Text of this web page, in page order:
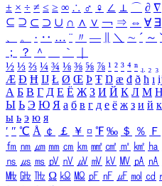
± × ÷ ≠ ≤ ≥ ∞ ∴ ♂ ♀ ∠ ⊥ ⌒ ∂ ∇
⊆ ⊇ ⊂ ⊃ ∪ ∩ ∧ ∨ ￢ ⇒ ⇔ ∀ ∃
、
。 · ‥ … ¨ 〃 ― ＼ ∼ ´ ～
；
？ ＾ ｀
½ ⅓ ⅔ ¼ ¾ ⅛ ⅜ ⅝ ⅞ ¹ ² ³ ⁴ ⁿ ₁ ₂ ₃
Æ Ð Ħ Ĳ Ł Ø Œ Þ Ŧ Ŋ æ đ ð ħ ı
А Б В Г Д Е Ё Ж З И Й К Л М Н
Ы Ь Э Ю Я а б в г д е ё ж з и й к
ы ь э ю я
′ ″ ℃ Å ￠ ￡ ￥ ¤ ℉ ‰ ＄ ％ Ｆ
㎙ ㎚ ㎛ ㎜ ㎝ ㎞ ㎟ ㎠ ㎡ ㎢ ㏊
㎱ ㎲ ㎳ ㎴ ㎵ ㎶ ㎷ ㎸ ㎹ ㎀ ㎁
㎒ ㎓ ㎔ Ω ㏀ ㏁ ㎊ ㎋ ㎌ ㏖ ㏅